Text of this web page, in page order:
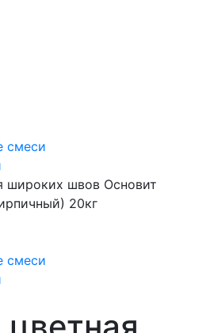
смеси
широких швов Основит
20кг
смеси